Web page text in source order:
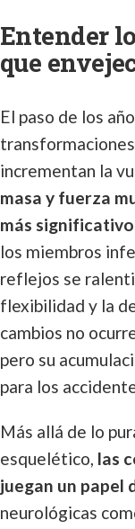
Entender
que
El paso de los
incrementan la
masa y fuerza
más
los miembros
reflejos se
flexibilidad y la
cambios no
pero su
para los
Más allá de lo
esquelético, las
juegan un papel
neurológicas